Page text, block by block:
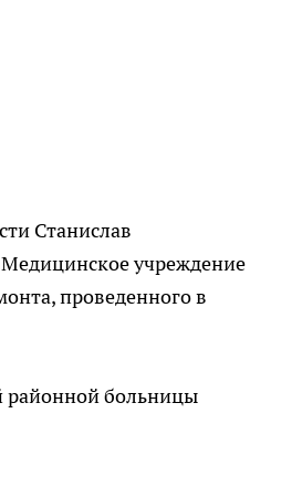
Станислав
учреждение
проведенного в
районной больницы